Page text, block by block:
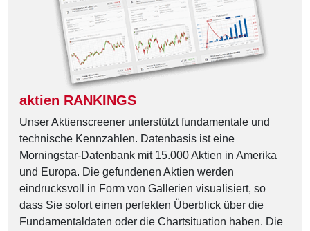
aktien RANKINGS
Unser Aktienscreener unterstützt fundamentale und
technische Kennzahlen. Datenbasis ist eine
Morningstar-Datenbank mit 15.000 Aktien in Amerika
und Europa. Die gefundenen Aktien werden
eindrucksvoll in Form von Gallerien visualisiert, so
dass Sie sofort einen perfekten Überblick über die
Fundamentaldaten oder die Chartsituation haben. Die